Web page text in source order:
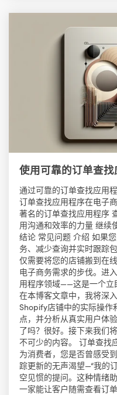
使用可靠的订单查
通过可靠的订单查找应用
订单查找应用程序在电子
著名的订单查找应用程序
用沟通和效率的力量 继续
结论 常见问题 介绍 如果
务、减少查询并实时跟踪
仅需要将您的店铺搬到在
电子商务需求的步伐。进
用程序领域——这是一个立
在本博客文章中，我将深
Shopify店铺中的实际操作
点，并分析从真实用户体
了吗？很好。接下来我们
不可少的内容。 订单查找
为消费者，您是否曾感受
踪更新的无声渴望—“我的
空见惯的提问。这种情绪
一家能让客户随需查看订